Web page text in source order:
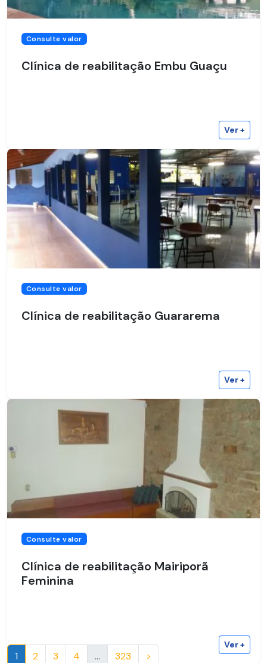
Consulte valor
Clínica de reabilitação Embu Guaçu
Ver +
Consulte valor
Clínica de reabilitação Guararema
Ver +
Consulte valor
Clínica de reabilitação Mairiporã
Feminina
Ver +
1 2 3 4 ... 323 >